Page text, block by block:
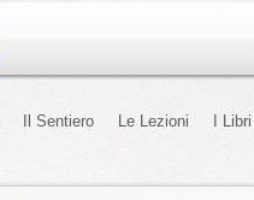
Il Sentiero Le Lezioni I Libri